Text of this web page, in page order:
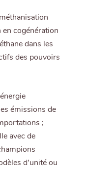
cogénération
dans les
des pouvoirs
émissions de
;
avec de
d’unité ou